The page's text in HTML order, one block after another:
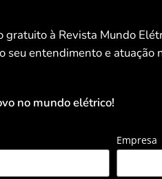
gratuito à Revista Mundo
seu entendimento e atuação
no mundo elétrico!
Empresa